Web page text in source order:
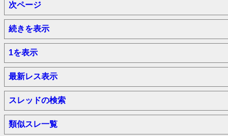
次ページ
続きを表示
1を表示
最新レス表示
スレッドの検索
類似スレ一覧